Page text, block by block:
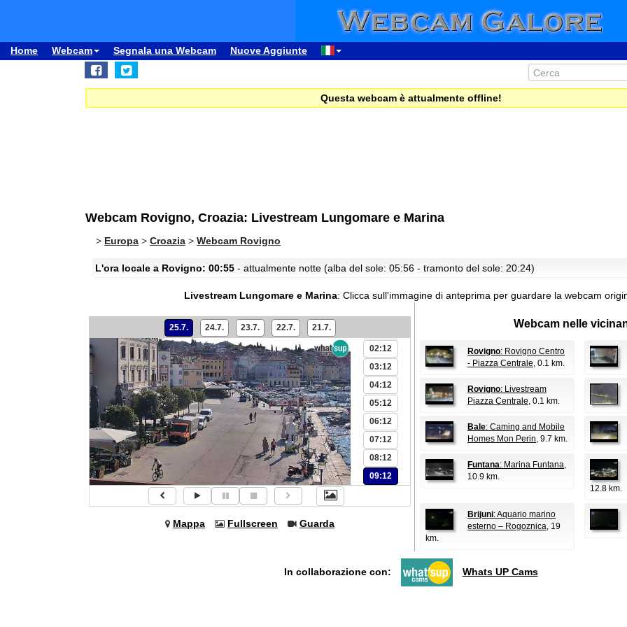
Home Webcam Segnala una Webcam Nuove Aggiunte
Questa webcam è attualmente offline!
Webcam Rovigno, Croazia: Livestream Lungomare e Marina
> Europa > Croazia > Webcam Rovigno
L'ora locale a Rovigno: 00:55 - attualmente notte (alba del sole: 05:56 - tramonto del sole: 20:24)
Livestream Lungomare e Marina: Clicca sull'immagine di anteprima per guardare la webcam
25.7. 24.7. 23.7. 22.7. 21.7.
02:12
03:12
04:12
05:12
06:12
07:12
08:12
09:12
Mappa Fullscreen Guarda
Webcam nelle
Rovigno: Rovigno Centro
- Piazza Centrale, 0.1 km.
Rovigno: Livestream
Piazza Centrale, 0.1 km.
Bale: Caming and Mobile
Homes Mon Perin, 9.7 km.
Funtana: Marina Funtana,
10.9 km.
12.8 km.
Brijuni: Aquario marino
esterno – Rogoznica, 19
km.
In collaborazione con: Whats UP Cams